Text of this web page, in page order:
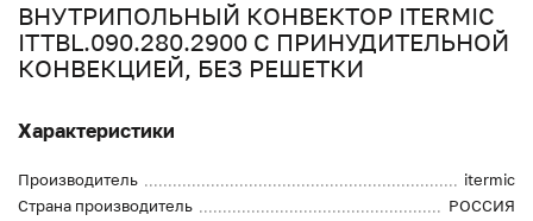
ВНУТРИПОЛЬНЫЙ КОНВЕКТОР ITERMIC
ITTBL.090.280.2900 С ПРИНУДИТЕЛЬНОЙ
КОНВЕКЦИЕЙ, БЕЗ РЕШЕТКИ
Характеристики
Производитель
itermic
Страна производитель
РОССИЯ